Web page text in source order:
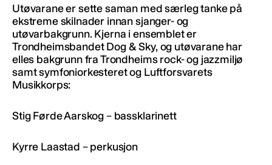
Utøvarane er sette saman med særleg tanke på
ekstreme skilnader innan sjanger- og
utøvarbakgrunn. Kjerna i ensemblet er
Trondheimsbandet Dog & Sky, og utøvarane har
elles bakgrunn fra Trondheims rock- og jazzmiljø
samt symfoniorkesteret og Luftforsvarets
Musikkorps:
Stig Førde Aarskog – bassklarinett
Kyrre Laastad – perkusjon